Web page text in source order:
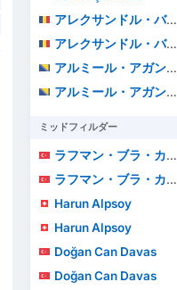
アレクサンドル・バルツァ
アレクサンドル・バルツァ
アルミール・アガンスパヒッチ
アルミール・アガンスパヒッチ
ミッドフィルダー
ラフマン・ブラ・カグラン
ラフマン・ブラ・カグラン
Harun Alpsoy
Harun Alpsoy
Doğan Can Davas
Doğan Can Davas